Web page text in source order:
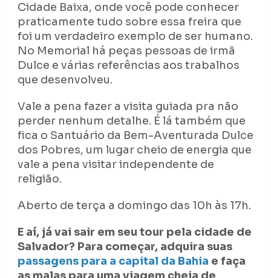
Cidade Baixa, onde você pode conhecer
praticamente tudo sobre essa freira que
foi um verdadeiro exemplo de ser humano.
No Memorial há peças pessoas de irmã
Dulce e várias referências aos trabalhos
que desenvolveu.
Vale a pena fazer a visita guiada pra não
perder nenhum detalhe. É lá também que
fica o Santuário da Bem-Aventurada Dulce
dos Pobres, um lugar cheio de energia que
vale a pena visitar independente de
religião.
Aberto de terça a domingo das 10h às 17h.
E aí, já vai sair em seu tour pela cidade de
Salvador? Para começar, adquira suas
passagens para a capital da Bahia e faça